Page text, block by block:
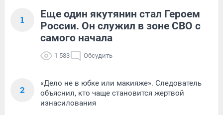
1
Еще один якутянин стал Героем
России. Он служил в зоне СВО с
самого начала
1 583 Обсудить
2
«Дело не в юбке или макияже». Следователь
объяснил, кто чаще становится жертвой
изнасилования